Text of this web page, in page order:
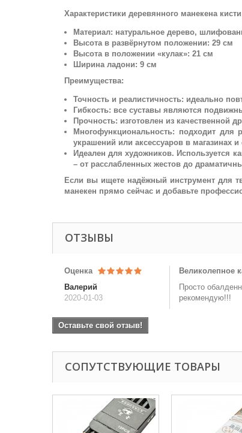
Характеристики деревянного манекена
Материал: натуральное дерево,
Высота в развёрнутом положении: 29 см
Высота в положении «кулак»: 21 см
Ширина ладони: 9 см
Преимущества:
Точность и реалистичность: идеально
Гибкость: все суставы являются
Прочность: изготовлен из качественной
Многофункциональность: подходит для
украшений или аксессуаров в магазинах и
Идеален для художников. Используется
– от расслабленных жестов до
Если вы ищете надёжный инструмент для
манекен прямо сейчас и добавьте
ОТЗЫВЫ
Оценка
Валерий
2020-01-03
Великолепное
Просто
рекомендую!!!
Оставьте свой отзыв!
СОПУТСТВУЮЩИЕ ТОВАРЫ